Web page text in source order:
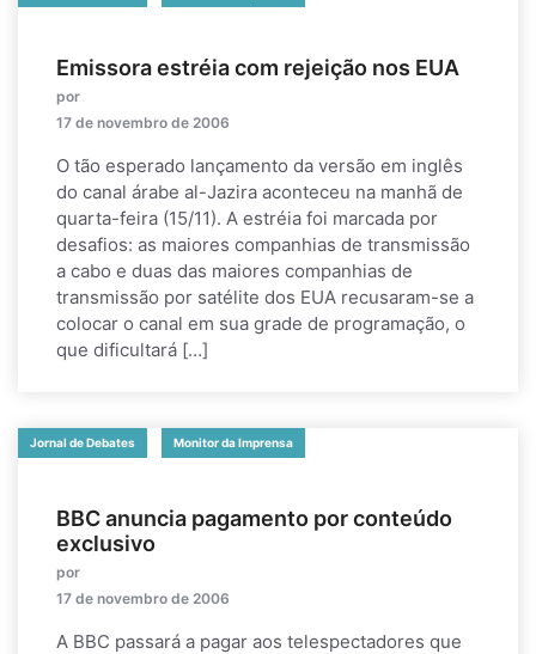
Emissora estréia com rejeição nos EUA
por
17 de novembro de 2006
O tão esperado lançamento da versão em inglês
do canal árabe al-Jazira aconteceu na manhã de
quarta-feira (15/11). A estréia foi marcada por
desafios: as maiores companhias de transmissão
a cabo e duas das maiores companhias de
transmissão por satélite dos EUA recusaram-se a
colocar o canal em sua grade de programação, o
que dificultará […]
Jornal de Debates Monitor da Imprensa
BBC anuncia pagamento por conteúdo
exclusivo
por
17 de novembro de 2006
A BBC passará a pagar aos telespectadores que